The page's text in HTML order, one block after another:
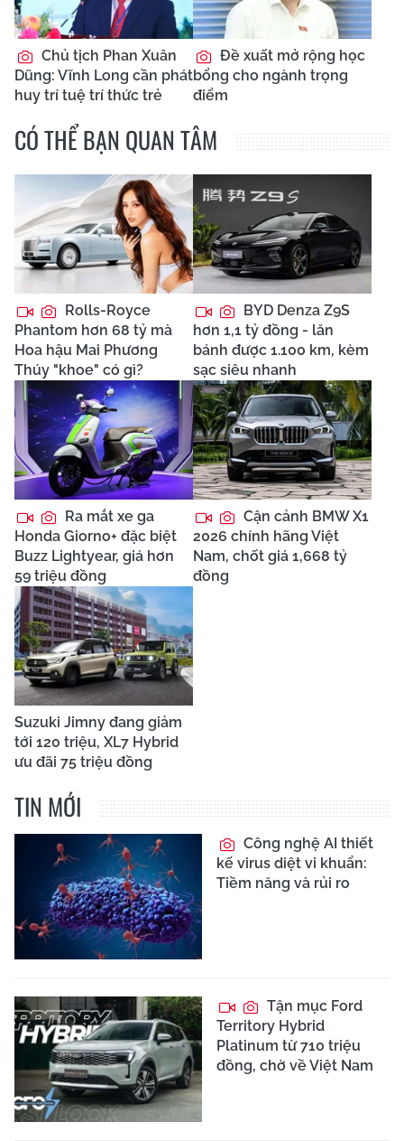
Chủ tịch Phan Xuân
Dũng: Vĩnh Long cần phát
huy trí tuệ trí thức trẻ
Đề xuất mở rộng học
bổng cho ngành trọng
điểm
CÓ THỂ BẠN QUAN TÂM
Rolls-Royce
Phantom hơn 68 tỷ mà
Hoa hậu Mai Phương
Thúy "khoe" có gì?
BYD Denza Z9S
hơn 1,1 tỷ đồng - lăn
bánh được 1.100 km, kèm
sạc siêu nhanh
Ra mắt xe ga
Honda Giorno+ đặc biệt
Buzz Lightyear, giá hơn
59 triệu đồng
Cận cảnh BMW X1
2026 chính hãng Việt
Nam, chốt giá 1,668 tỷ
đồng
Suzuki Jimny đang giảm
tới 120 triệu, XL7 Hybrid
ưu đãi 75 triệu đồng
TIN MỚI
Công nghệ AI thiết
kế virus diệt vi khuẩn:
Tiềm năng và rủi ro
Tận mục Ford
Territory Hybrid
Platinum từ 710 triệu
đồng, chờ về Việt Nam